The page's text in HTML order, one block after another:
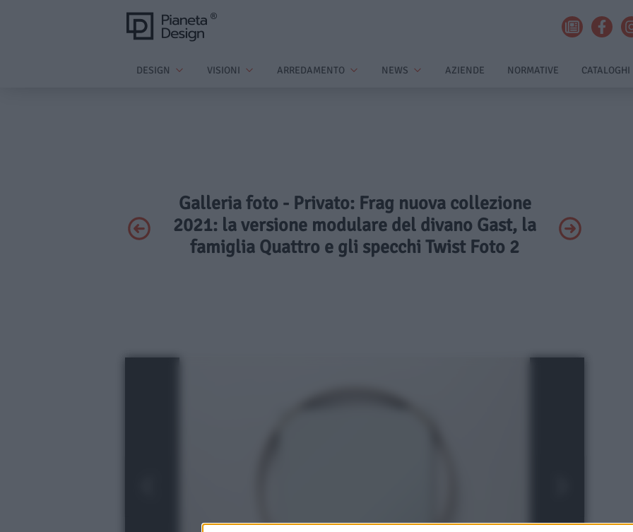
DESIGN VISIONI ARREDAMENTO NEWS AZIENDE NORMATIVE CATALOGHI
Galleria foto - Privato: Frag nuova collezione
2021: la versione modulare del divano Gast, la
famiglia Quattro e gli specchi Twist Foto 2